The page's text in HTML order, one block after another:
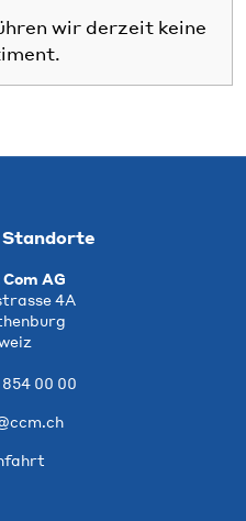
wir derzeit keine
AG
4A
854 00 00